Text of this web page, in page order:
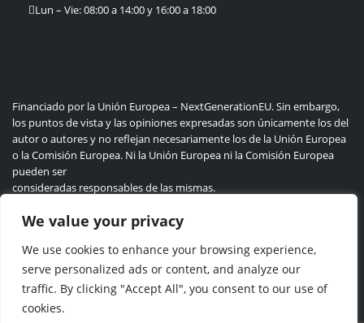
We value your privacy
We use cookies to enhance your browsing experience,
serve personalized ads or content, and analyze our
traffic. By clicking "Accept All", you consent to our use of
cookies.
Lun – Vie: 08:00 a 14:00 y 16:00 a 18:00
Financiado por la Unión Europea – NextGenerationEU. Sin embargo,
los puntos de vista y las opiniones expresadas son únicamente los del
autor o autores y no reflejan necesariamente los de la Unión Europea
o la Comisión Europea. Ni la Unión Europea ni la Comisión Europea
pueden ser
consideradas responsables de las mismas.
Politica de privacidad Cookie